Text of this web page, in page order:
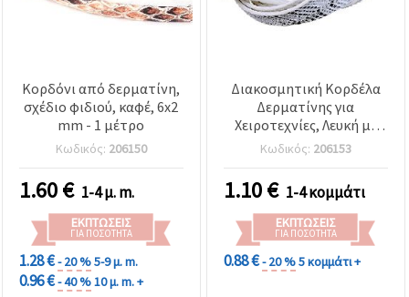
Κορδόνι από δερματίνη,
σχέδιο φιδιού, καφέ, 6x2
mm - 1 μέτρο
Κωδικός: 206150
1.60€ 1-4 μ. m.
ΕΚΠΤΏΣΕΙΣ
ΓΙΑ ΠΟΣΌΤΗΤΑ
1.28 €- 20 %5-9 μ. m.
0.96 €- 40 %10 μ. m. +
Διακοσμητική Κορδέλα
Δερματίνης για
Χειροτεχνίες, Λευκή με
Ασημί Λεπτομέρεια, 10x2
mm - 1,20 μέτρα
Κωδικός: 206153
1.10€ 1-4 κομμάτι
ΕΚΠΤΏΣΕΙΣ
ΓΙΑ ΠΟΣΌΤΗΤΑ
0.88 €- 20 %5 κομμάτι +